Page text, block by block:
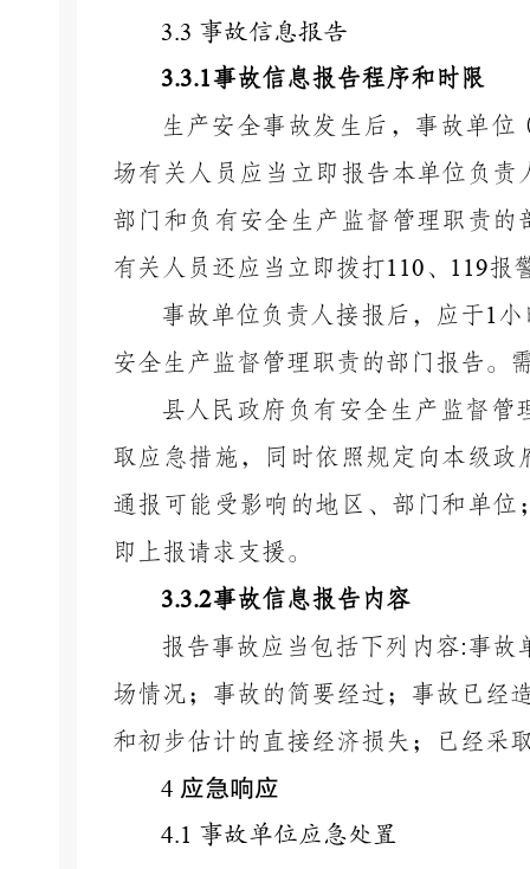
3.3 事故信息报告
3.3.1事故信息报告程序和时限
生产安全事故发生后，事故单位
场有关人员应当立即报告本单位负
部门和负有安全生产监督管理职责的
有关人员还应当立即拨打110、 119报
事故 单位负责人接报后，应于1 小
安全生产监督管理职责的部门报告。
县人民政府 负有安全生产监督管
取应急措施，同时依照规定向本级政
通报可能受影响的地区、部门和单
即上报请求支援。
3.3.2事故信息报告内容
报告事故应当包括下列内容:事故
场情况；事故的简要经过；事故已经
和初步估计的直接经济损失；已经采
4 应急响应
4.1 事故单位应急处置